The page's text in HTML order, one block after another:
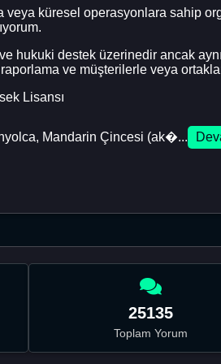
veya küresel operasyonlara sahip
hukuki destek üzerinedir ancak
ve müşterilerle veya
Lisansı
Mandarin Çincesi (ak�...
25135
Toplam Yorum